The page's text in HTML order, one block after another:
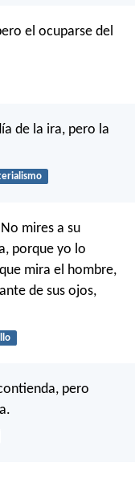
el ocuparse del
de la ira, pero la
mires a su
porque yo lo
mira el hombre,
de sus ojos,
pero